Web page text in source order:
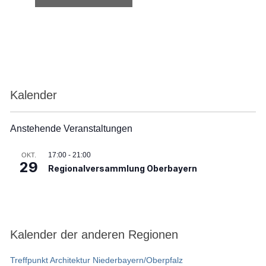
Kalender
Anstehende Veranstaltungen
OKT.
29
17:00- 21:00
Regionalversammlung Oberbayern
Kalender der anderen Regionen
Treffpunkt Architektur Niederbayern/Oberpfalz